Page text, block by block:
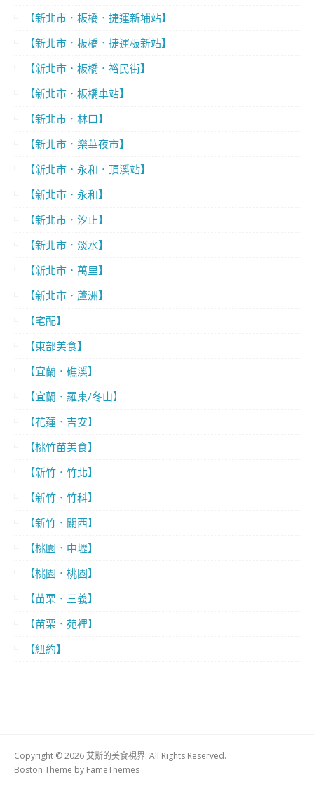
【新北市．板橋．捷運新埔站】
【新北市．板橋．捷運板新站】
【新北市．板橋．裕民街】
【新北市．板橋車站】
【新北市．林口】
【新北市．樂華夜市】
【新北市．永和．頂溪站】
【新北市．永和】
【新北市．汐止】
【新北市．淡水】
【新北市．萬里】
【新北市．蘆洲】
【宅配】
【東部美食】
【宜蘭．礁溪】
【宜蘭．羅東/冬山】
【花蓮．吉安】
【桃竹苗美食】
【新竹．竹北】
【新竹．竹科】
【新竹．關西】
【桃園．中壢】
【桃園．桃園】
【苗栗．三義】
【苗栗．苑裡】
【紐約】
Copyright © 2026 艾斯的美食視界. All Rights Reserved.
Boston Theme by FameThemes